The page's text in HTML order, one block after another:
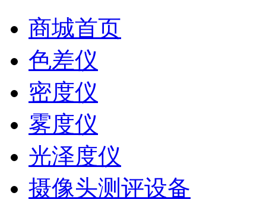
商城首页
色差仪
密度仪
雾度仪
光泽度仪
摄像头测评设备